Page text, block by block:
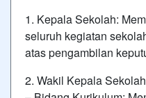
1. Kepala Sekolah:
seluruh kegiatan
atas pengambilan
2. Wakil Kepala